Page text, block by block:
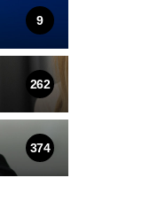
9
262
374